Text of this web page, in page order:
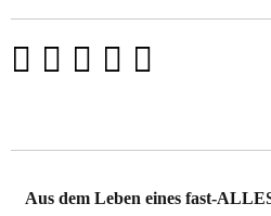
Aus dem Leben eines fast-